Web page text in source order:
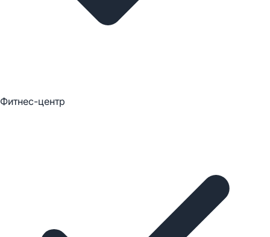
Фитнес-центр